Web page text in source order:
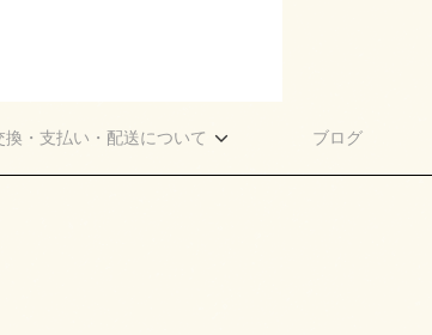
・支払い・配送について ブログ